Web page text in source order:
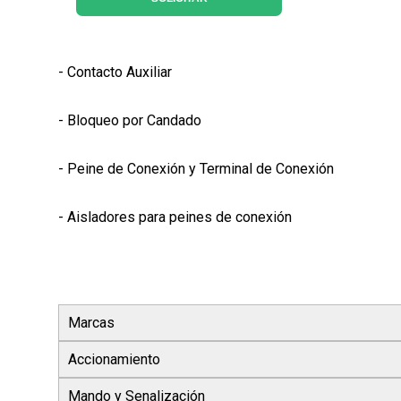
- Contacto Auxiliar
- Bloqueo por Candado
- Peine de Conexión y Terminal de Conexión
- Aisladores para peines de conexión
Marcas
Accionamiento
Mando y Senalización